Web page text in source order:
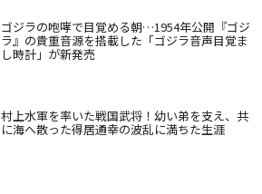
ゴジラの咆哮で目覚める朝…1954年公開『ゴジ
ラ』の貴重音源を搭載した「ゴジラ音声目覚ま
し時計」が新発売
村上水軍を率いた戦国武将！幼い弟を支え、共
に海へ散った得居通幸の波乱に満ちた生涯